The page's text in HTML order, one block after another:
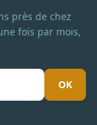
près de chez
fois par mois,
OK